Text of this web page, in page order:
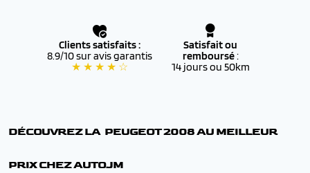
Clients satisfaits :
8.9/10 sur avis garantis
★ ★ ★ ★ ☆
Satisfait ou
remboursé:
14 jours ou 50km
DÉCOUVREZ LA PEUGEOT2008AU MEILLEUR
PRIX CHEZ AUTOJM